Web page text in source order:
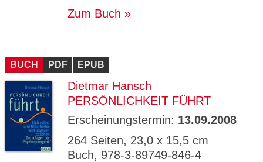
Zum Buch
BUCH PDF EPUB
Dietmar Hansch
PERSÖNLICHKEIT FÜHRT
Erscheinungstermin: 13.09.2008
264 Seiten, 23,0 x 15,5 cm
Buch, 978-3-89749-846-4